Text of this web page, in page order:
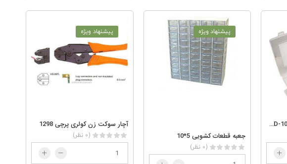
جعبه قطعات Proskit مدل 103-132D
پیشنهاد ویژه
جعبه قطعات کشویی 5*10
(0 نظر)
پیشنهاد ویژه
آچار سوکت زن کولری پرچی 1298
(0 نظر)